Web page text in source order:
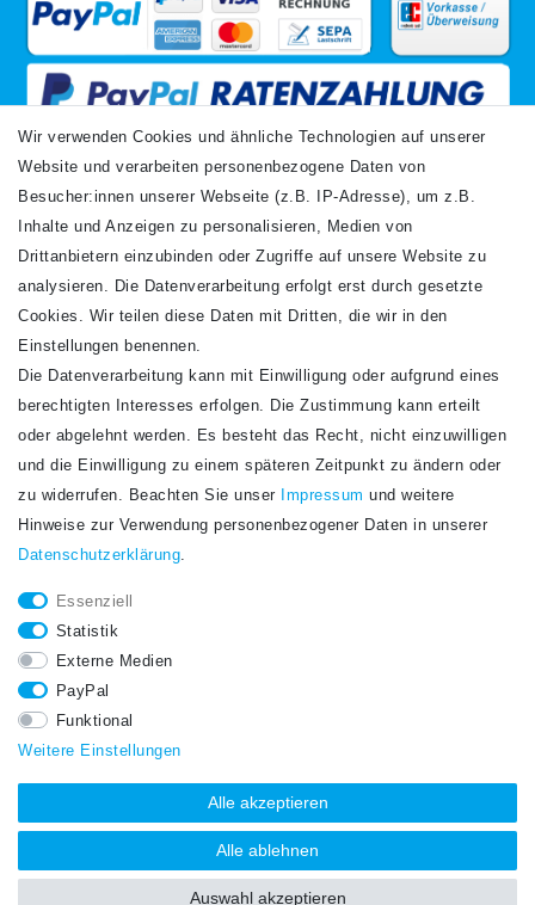
VERSANDARTEN
Newsletter
Honig
Hiermit bestätige ich, dass ich dieDaten­schutz­erklärunggelesen habe. Meine
STAY CONNECTED.
Wir verwenden Cookies und ähnliche Technologien auf unserer
Website und verarbeiten personenbezogene Daten von
Besucher:innen unserer Webseite (z.B. IP-Adresse), um z.B.
Inhalte und Anzeigen zu personalisieren, Medien von
Drittanbietern einzubinden oder Zugriffe auf unsere Website zu
analysieren. Die Datenverarbeitung erfolgt erst durch gesetzte
Cookies. Wir teilen diese Daten mit Dritten, die wir in den
Einstellungen benennen.
Die Datenverarbeitung kann mit Einwilligung oder aufgrund eines
berechtigten Interesses erfolgen. Die Zustimmung kann erteilt
oder abgelehnt werden. Es besteht das Recht, nicht einzuwilligen
und die Einwilligung zu einem späteren Zeitpunkt zu ändern oder
zu widerrufen. Beachten Sie unser
Impressum und weitere
Hinweise zur Verwendung personenbezogener Daten in unserer
Daten­schutz­erklärung.
Essenziell
Statistik
Externe Medien
PayPal
Funktional
Weitere Einstellungen
Alle akzeptieren
Alle ablehnen
Auswahl akzeptieren